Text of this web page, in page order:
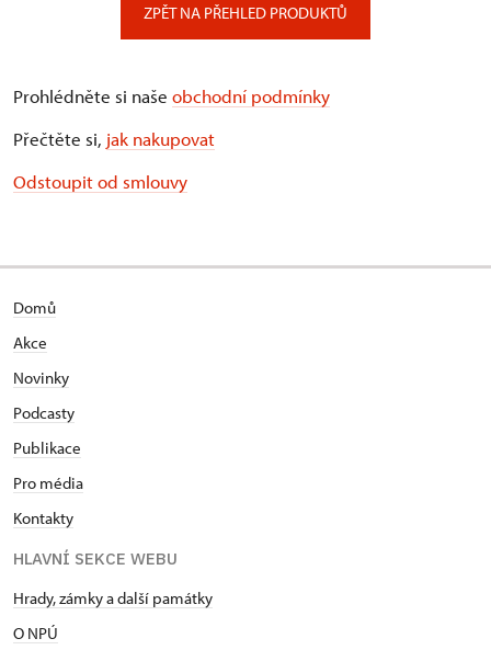
ZPĚT NA PŘEHLED PRODUKTŮ
Prohlédněte si naše obchodní podmínky
Přečtěte si, jak nakupovat
Odstoupit od smlouvy
Domů
Akce
Novinky
Podcasty
Publikace
Pro média
Kontakty
HLAVNÍ SEKCE WEBU
Hrady, zámky a další památky
O NPÚ